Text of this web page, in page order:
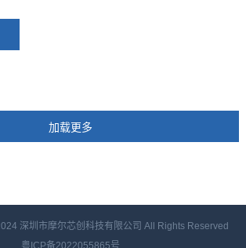
深圳市摩尔芯创科技有限公司 All Rights Reserved
粤ICP备2022055865号